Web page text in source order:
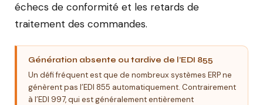
échecs de conformité et les retards de
traitement des commandes.
Génération absente ou tardive de l’EDI 855
Un défi fréquent est que de nombreux systèmes ERP ne
génèrent pas l’EDI 855 automatiquement. Contrairement
à l’EDI 997, qui est généralement entièrement